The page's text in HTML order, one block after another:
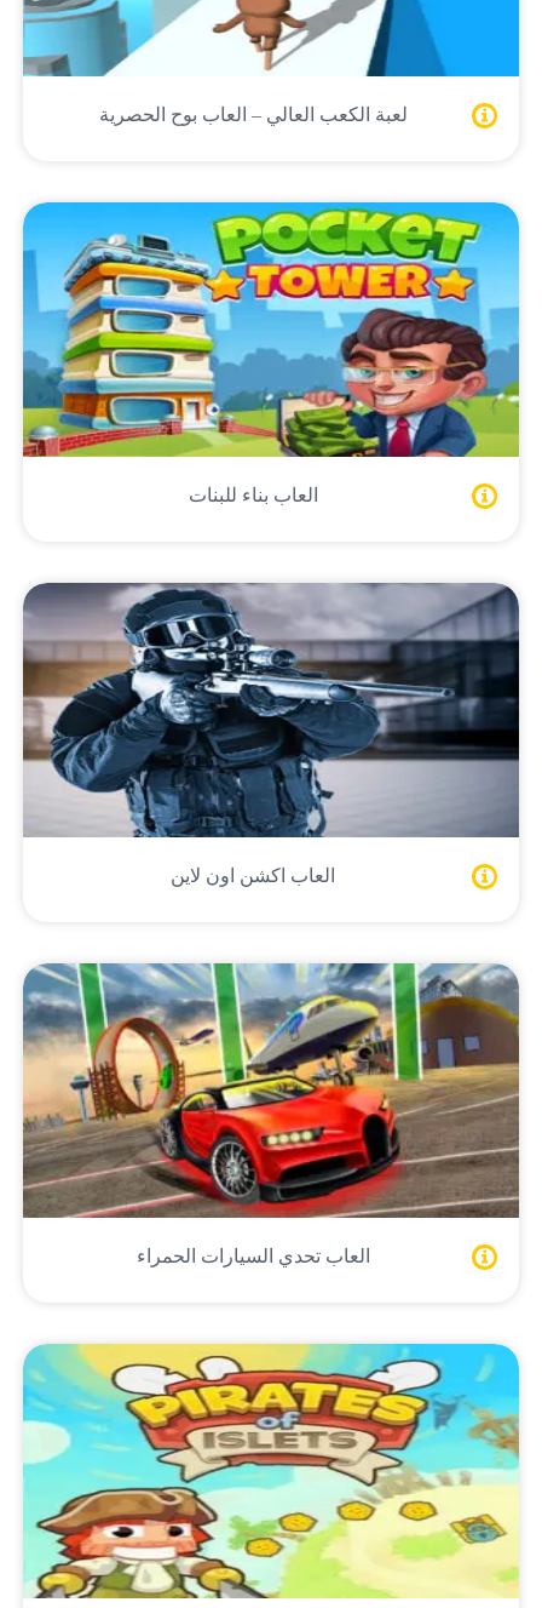
لعبة الكعب العالي – العاب بوح الحصرية
العاب بناء للبنات
العاب اكشن اون لاين
العاب تحدي السيارات الحمراء